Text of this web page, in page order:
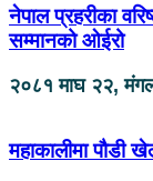
नेपाल प्रहरीका
सम्मानको ओईरो
२०८१ माघ २२,
महाकालीमा पौडी